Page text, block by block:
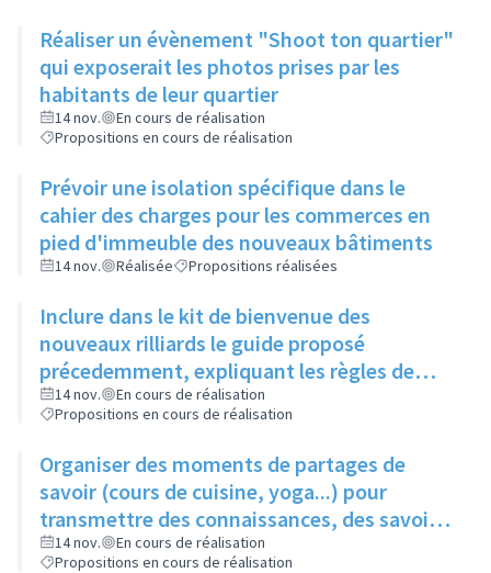
Réaliser un évènement "Shoot ton quartier"
qui exposerait les photos prises par les
habitants de leur quartier
14 nov.
En cours de réalisation
Propositions en cours de réalisation
Prévoir une isolation spécifique dans le
cahier des charges pour les commerces en
pied d'immeuble des nouveaux bâtiments
14 nov. Réalisée Propositions réalisées
Inclure dans le kit de bienvenue des
nouveaux rilliards le guide proposé
précedemment, expliquant les règles de
bonne conduite
14 nov.
En cours de réalisation
Propositions en cours de réalisation
Organiser des moments de partages de
savoir (cours de cuisine, yoga...) pour
transmettre des connaissances, des savoir-
faire, à moindre coût
14 nov.
En cours de réalisation
Propositions en cours de réalisation